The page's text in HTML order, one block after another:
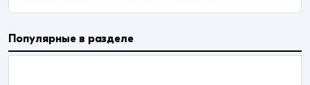
Популярные в разделе